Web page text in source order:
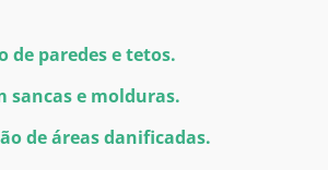
de paredes e tetos.
sancas e molduras.
de áreas danificadas.